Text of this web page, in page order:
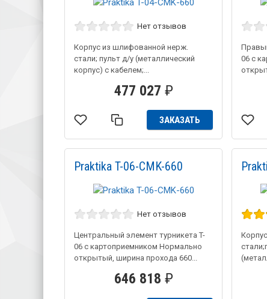
Нет отзывов
Корпус из шлифованной нерж.
стали; пульт д/у (металлический
корпус) с кабелем;...
477 027 ₽
ЗАКАЗАТЬ
06 с
Praktika T-06-CMK-660
Нет отзывов
Центральный элемент турникета T-
06 с картоприемником Нормально
открытый, ширина прохода 660...
646 818 ₽